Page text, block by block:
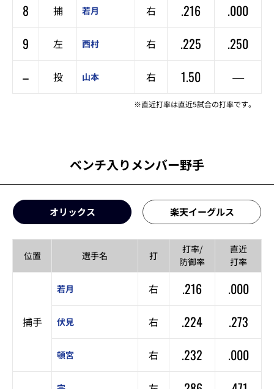
8
捕 若月 右 .216
.000
9
左 西村 右 .225
.250
–
投 山本 右 1.50 —
※直近打率は直近5試合の打率です。
ベンチ入りメンバー野手
オリックス 楽天イーグルス
位置 選手名 打
打率/
防御率
直近
打率
捕手
若月 右 .216 .000
伏見 右 .224 .273
頓宮 右 .232 .000